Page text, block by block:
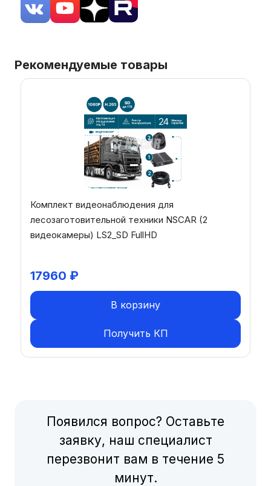
Рекомендуемые товары
Комплект видеонаблюдения для
лесозаготовительной техники NSCAR (2
видеокамеры) LS2_SD FullHD
17960 ₽
В корзину
Получить КП
Появился вопрос? Оставьте
заявку, наш специалист
перезвонит вам в течение 5
минут.